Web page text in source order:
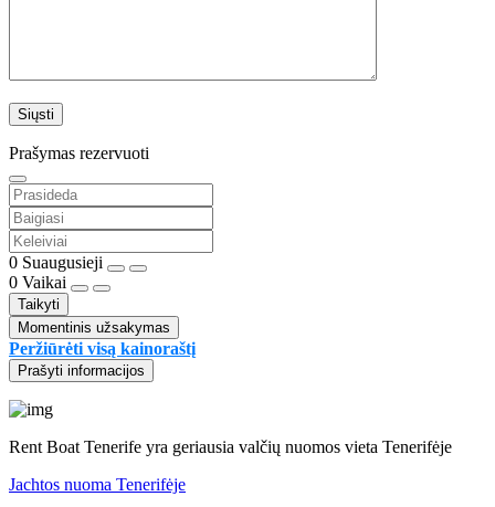
Prašymas rezervuoti
0 Suaugusieji
0 Vaikai
Taikyti
Momentinis užsakymas
Peržiūrėti visą kainoraštį
Prašyti informacijos
Rent Boat Tenerife yra geriausia valčių nuomos vieta Tenerifėje
Jachtos nuoma Tenerifėje